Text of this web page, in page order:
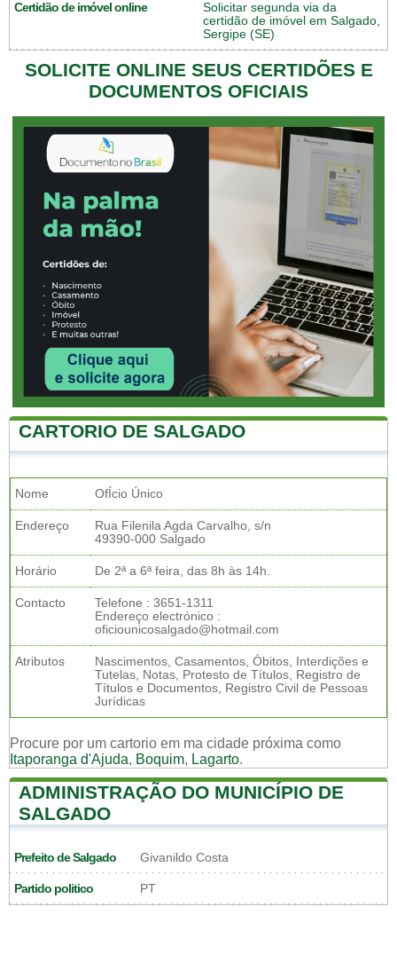
Certidão de imóvel online
Solicitar segunda via da
certidão de imóvel em Salgado,
Sergipe (SE)
SOLICITE ONLINE SEUS CERTIDÕES E
DOCUMENTOS OFICIAIS
CARTORIO DE SALGADO
Nome OfÍcio Único
Endereço
Rua Filenila Agda Carvalho, s/n
49390-000 Salgado
Horário De 2ª a 6ª feira, das 8h às 14h.
Contacto
Telefone : 3651-1311
Endereço electrónico :
oficiounicosalgado@hotmail.com
Atributos
Nascimentos, Casamentos, Óbitos, Interdições e
Tutelas, Notas, Protesto de Títulos, Registro de
Títulos e Documentos, Registro Civil de Pessoas
Jurídicas
Procure por um cartorio em ma cidade próxima como
Itaporanga d'Ajuda, Boquim, Lagarto.
ADMINISTRAÇÃO DO MUNICÍPIO DE
SALGADO
Prefeito de Salgado Givanildo Costa
Partido politico PT